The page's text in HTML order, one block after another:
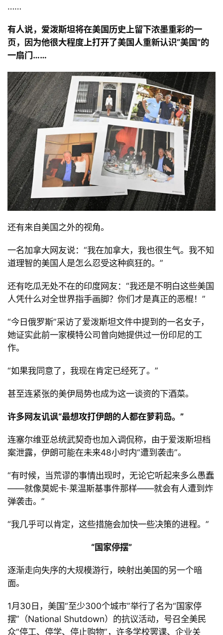
……
有人说，爱泼斯坦将在美国历史上留下浓墨重彩的一
页，因为他很大程度上打开了美国人重新认识“美国”的
一扇门……
还有来自美国之外的视角。
一名加拿大网友说： “我在加拿大，我也很生气。我不知
道理智的美国人是怎么忍受这种疯狂的。 ”
还有吃瓜无处不在的印度网友： “我还是不明白这些美国
人凭什么对全世界指手画脚？你们才是真正的恶棍！ ”
“今日俄罗斯”采访了爱泼斯坦文件中提到的一名女子，
她证实此前一家模特公司曾向她提供过一份印尼的工
作。
“如果我同意了，我现在肯定已经死了。 ”
甚至连紧张的美伊局势也成为这一谈资的下酒菜。
许多网友讥讽“最想攻打伊朗的人都在萝莉岛。 ”
连塞尔维亚总统武契奇也加入调侃称，由于爱泼斯坦档
案泄露，伊朗可能在未来48小时内“遭到袭击”。
“有时候，当荒谬的事情出现时，无论它听起来多么愚蠢
——就像莫妮卡·莱温斯基事件那样——就会有人遭到炸
弹袭击。 ”
“我几乎可以肯定，这些措施会加快一些决策的进程。 ”
“国家停摆”
逐渐走向失序的大规模游行，映射出美国的另一个暗
面。
1月 30日，美国“至少300个城市”举行了名为“国家停
摆”（National Shutdown）的抗议活动，号召全美民
众“停工、停学、停止购物”，许多学校罢课、企业关